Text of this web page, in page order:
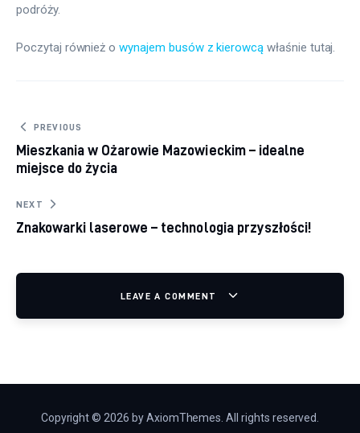
podróży.
Poczytaj również o wynajem busów z kierowcą właśnie tutaj.
Nawigacja wpisu
PREVIOUS
Mieszkania w Ożarowie Mazowieckim – idealne
miejsce do życia
NEXT
Znakowarki laserowe – technologia przyszłości!
LEAVE A COMMENT
Copyright © 2026 by AxiomThemes. All rights reserved.